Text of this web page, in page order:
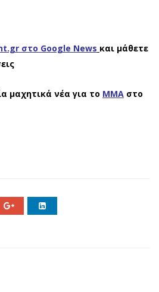
στο Google News και μάθετε
μαχητικά νέα για το ΜΜΑ στο